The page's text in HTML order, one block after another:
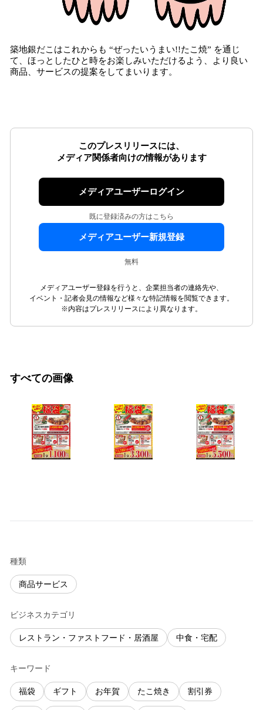
築地銀だこはこれからも “ぜったいうまい!!たこ焼” を通じ
て、ほっとしたひと時をお楽しみいただけるよう、より良い
商品、サービスの提案をしてまいります。
このプレスリリースには、
メディア関係者向けの情報があります
メディアユーザーログイン
既に登録済みの方はこちら
メディアユーザー新規登録
無料
メディアユーザー登録を行うと、企業担当者の連絡先や、
イベント・記者会見の情報など様々な特記情報を閲覧できます。
※内容はプレスリリースにより異なります。
すべての画像
種類
商品サービス
ビジネスカテゴリ
レストラン・ファストフード・居酒屋 中食・宅配
キーワード
福袋 ギフト お年賀 たこ焼き 割引券